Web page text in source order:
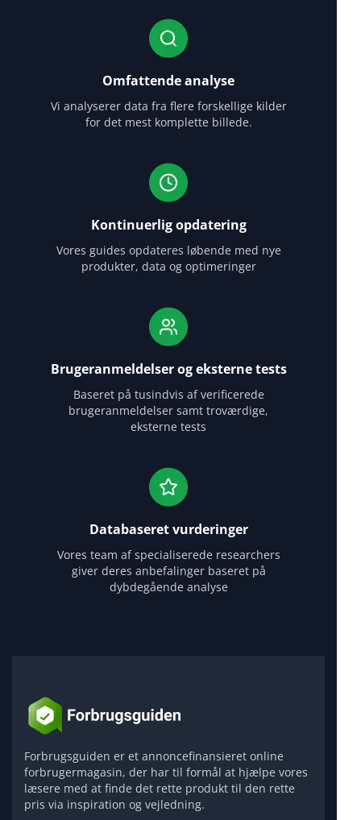
Omfattende analyse
Vi analyserer data fra flere forskellige kilder
for det mest komplette billede.
Kontinuerlig opdatering
Vores guides opdateres løbende med nye
produkter, data og optimeringer
Brugeranmeldelser og eksterne tests
Baseret på tusindvis af verificerede
brugeranmeldelser samt troværdige,
eksterne tests
Databaseret vurderinger
Vores team af specialiserede researchers
giver deres anbefalinger baseret på
dybdegående analyse
Forbrugsguiden er et annoncefinansieret online
forbrugermagasin, der har til formål at hjælpe vores
læsere med at finde det rette produkt til den rette
pris via inspiration og vejledning.